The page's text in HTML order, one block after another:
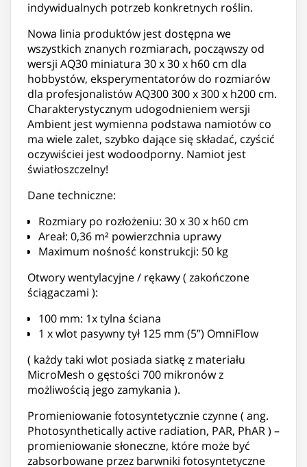
indywidualnych potrzeb konkretnych roślin.
Nowa linia produktów jest dostępna we
wszystkich znanych rozmiarach, począwszy od
wersji AQ30 miniatura 30 x 30 x h60 cm dla
hobbystów, eksperymentatorów do rozmiarów
dla profesjonalistów AQ300 300 x 300 x h200 cm.
Charakterystycznym udogodnieniem wersji
Ambient jest wymienna podstawa namiotów co
ma wiele zalet, szybko dające się składać, czyścić
oczywiściei jest wodoodporny. Namiot jest
światłoszczelny!
Dane techniczne:
Rozmiary po rozłożeniu: 30 x 30 x h60 cm
Areał: 0,36 m² powierzchnia uprawy
Maximum nośność konstrukcji: 50 kg
Otwory wentylacyjne / rękawy ( zakończone
ściągaczami ):
100 mm: 1x tylna ściana
1 x wlot pasywny tył 125 mm (5”) OmniFlow
( każdy taki wlot posiada siatkę z materiału
MicroMesh o gęstości 700 mikronów z
możliwością jego zamykania ).
Promieniowanie fotosyntetycznie czynne ( ang.
Photosynthetically active radiation, PAR, PhAR ) –
promieniowanie słoneczne, które może być
zabsorbowane przez barwniki fotosyntetyczne